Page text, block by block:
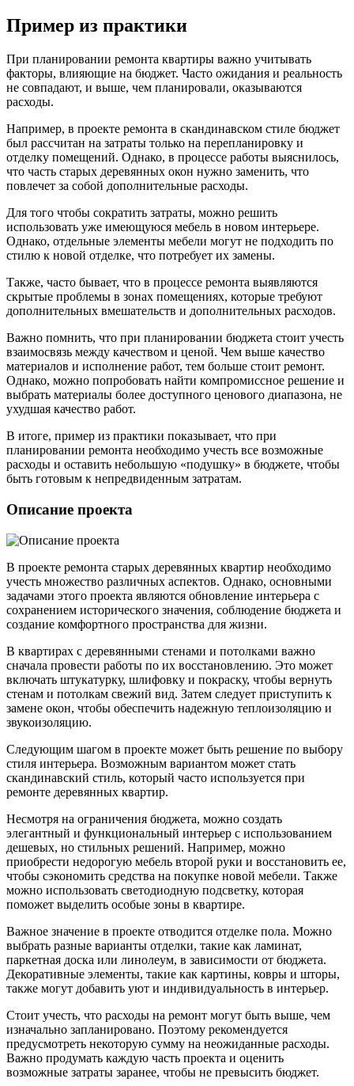
Пример из практики
При планировании ремонта квартиры важно учитывать
факторы, влияющие на бюджет. Часто ожидания и реальность
не совпадают, и выше, чем планировали, оказываются
расходы.
Например, в проекте ремонта в скандинавском стиле бюджет
был рассчитан на затраты только на перепланировку и
отделку помещений. Однако, в процессе работы выяснилось,
что часть старых деревянных окон нужно заменить, что
повлечет за собой дополнительные расходы.
Для того чтобы сократить затраты, можно решить
использовать уже имеющуюся мебель в новом интерьере.
Однако, отдельные элементы мебели могут не подходить по
стилю к новой отделке, что потребует их замены.
Также, часто бывает, что в процессе ремонта выявляются
скрытые проблемы в зонах помещениях, которые требуют
дополнительных вмешательств и дополнительных расходов.
Важно помнить, что при планировании бюджета стоит учесть
взаимосвязь между качеством и ценой. Чем выше качество
материалов и исполнение работ, тем больше стоит ремонт.
Однако, можно попробовать найти компромиссное решение и
выбрать материалы более доступного ценового диапазона, не
ухудшая качество работ.
В итоге, пример из практики показывает, что при
планировании ремонта необходимо учесть все возможные
расходы и оставить небольшую «подушку» в бюджете, чтобы
быть готовым к непредвиденным затратам.
Описание проекта
В проекте ремонта старых деревянных квартир необходимо
учесть множество различных аспектов. Однако, основными
задачами этого проекта являются обновление интерьера с
сохранением исторического значения, соблюдение бюджета и
создание комфортного пространства для жизни.
В квартирах с деревянными стенами и потолками важно
сначала провести работы по их восстановлению. Это может
включать штукатурку, шлифовку и покраску, чтобы вернуть
стенам и потолкам свежий вид. Затем следует приступить к
замене окон, чтобы обеспечить надежную теплоизоляцию и
звукоизоляцию.
Следующим шагом в проекте может быть решение по выбору
стиля интерьера. Возможным вариантом может стать
скандинавский стиль, который часто используется при
ремонте деревянных квартир.
Несмотря на ограничения бюджета, можно создать
элегантный и функциональный интерьер с использованием
дешевых, но стильных решений. Например, можно
приобрести недорогую мебель второй руки и восстановить ее,
чтобы сэкономить средства на покупке новой мебели. Также
можно использовать светодиодную подсветку, которая
поможет выделить особые зоны в квартире.
Важное значение в проекте отводится отделке пола. Можно
выбрать разные варианты отделки, такие как ламинат,
паркетная доска или линолеум, в зависимости от бюджета.
Декоративные элементы, такие как картины, ковры и шторы,
также могут добавить уют и индивидуальность в интерьер.
Стоит учесть, что расходы на ремонт могут быть выше, чем
изначально запланировано. Поэтому рекомендуется
предусмотреть некоторую сумму на неожиданные расходы.
Важно продумать каждую часть проекта и оценить
возможные затраты заранее, чтобы не превысить бюджет.